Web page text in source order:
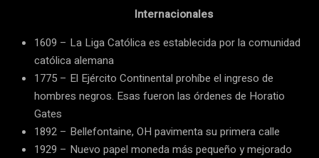
Internacionales
1609 – La Liga Católica es establecida por la comunidad
católica alemana
1775 – El Ejército Continental prohíbe el ingreso de
hombres negros. Esas fueron las órdenes de Horatio
Gates
1892 – Bellefontaine, OH pavimenta su primera calle
1929 – Nuevo papel moneda más pequeño y mejorado